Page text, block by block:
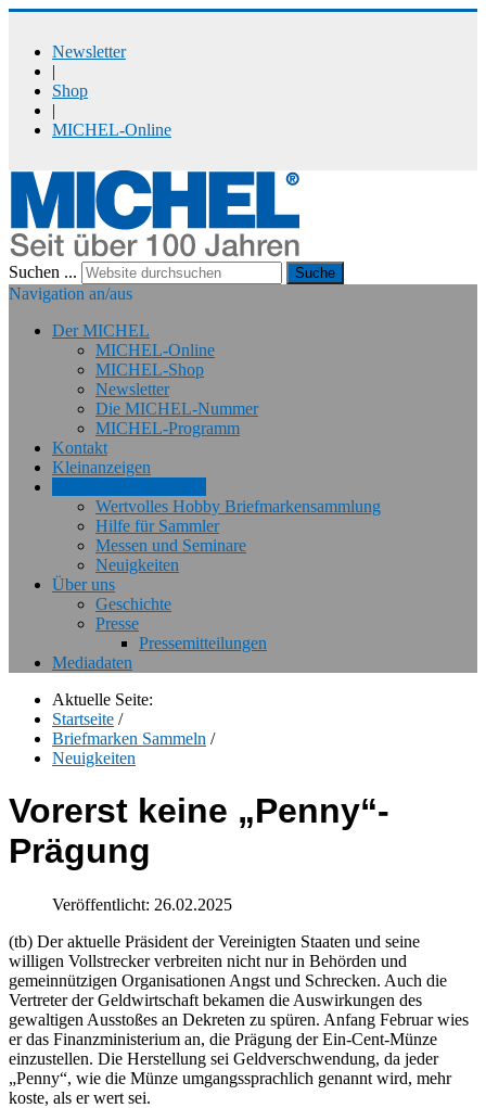
Newsletter
|
Shop
|
MICHEL-Online
Suchen ... Suche
Navigation an/aus
Der MICHEL
MICHEL-Online
MICHEL-Shop
Newsletter
Die MICHEL-Nummer
MICHEL-Programm
Kontakt
Kleinanzeigen
Wertvolles Hobby Briefmarkensammlung
Hilfe für Sammler
Messen und Seminare
Neuigkeiten
Über uns
Geschichte
Presse
Pressemitteilungen
Mediadaten
Aktuelle Seite:
Startseite /
Briefmarken Sammeln /
Neuigkeiten
Vorerst keine „Penny“-
Prägung
Veröffentlicht: 26.02.2025
(tb) Der aktuelle Präsident der Vereinigten Staaten und seine
willigen Vollstrecker verbreiten nicht nur in Behörden und
gemeinnützigen Organisationen Angst und Schrecken. Auch die
Vertreter der Geldwirtschaft bekamen die Auswirkungen des
gewaltigen Ausstoßes an Dekreten zu spüren. Anfang Februar wies
er das Finanzministerium an, die Prägung der Ein-Cent-Münze
einzustellen. Die Herstellung sei Geldverschwendung, da jeder
„Penny“, wie die Münze umgangssprachlich genannt wird, mehr
koste, als er wert sei.